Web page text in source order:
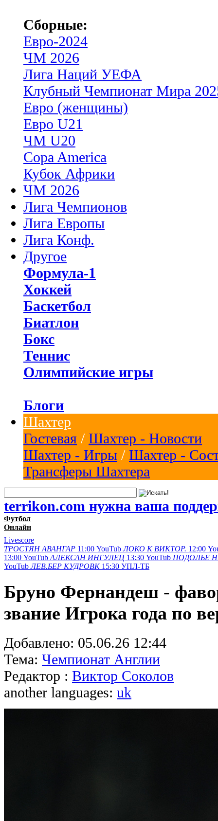
Сборные:
Евро-2024
ЧМ 2026
Лига Наций УЕФА
Клубный Чемпионат Мира
Евро (женщины)
Евро U21
ЧМ U20
Copa America
Кубок Африки
ЧМ 2026
Лига Чемпионов
Лига Европы
Лига Конф.
Другое
Формула-1
Хоккей
Баскетбол
Биатлон
Бокс
Теннис
Олимпийские игры
Блоги
Шахтер
Гостевая / Шахтер - Новости
Шахтер - Игры / Шахтер -
Трансферы Шахтера
terrikon.com нужна ваша
Футбол
Онлайн
Livescore
ТРОСТЯН АВАНГАР 11:00 YouTub ЛОКО К ВИКТОР. 12:00
13:00 YouTub АЛЕКСАН ИНГУЛЕЦ 13:30 YouTub ПОДОЛЬЕ
YouTub ЛЕВ.БЕР КУДРОВК 15:30 УПЛ-ТБ
Бруно Фернандеш -
звание Игрока года по
Добавлено: 05.06.26 12:44
Тема: Чемпионат Англии
Редактор : Виктор Соколов
another languages: uk